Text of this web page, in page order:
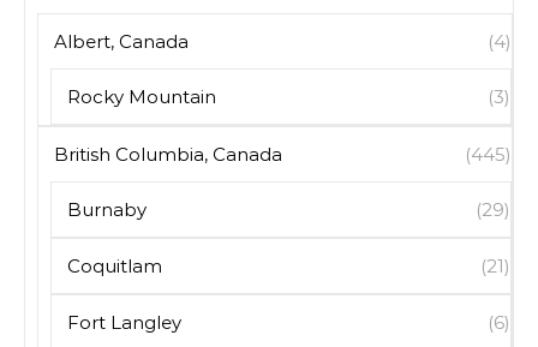
Albert, Canada (4)
Rocky Mountain (3)
British Columbia, Canada (445)
Burnaby (29)
Coquitlam (21)
Fort Langley (6)